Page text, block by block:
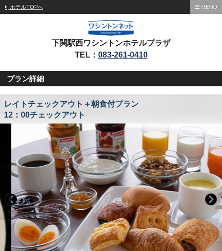
ホテルTOPへ MENU
下関駅西ワシントンホテルプラザ
TEL： 083-261-0410
プラン詳細
レイトチェックアウト＋朝食付プラン
12：00チェックアウト